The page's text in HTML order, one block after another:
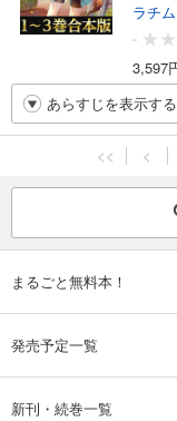
ラチム
-
3,597
あらすじを表示する
<< <
まるごと無料本！
発売予定一覧
新刊・続巻一覧